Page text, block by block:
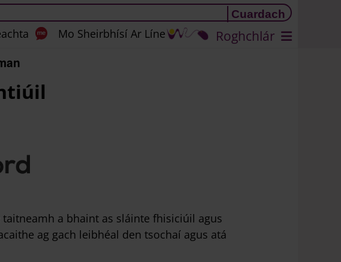
Roghchlár
Mo Sheirbhísí Ar Líne
a bhaint as sláinte fhisiciúil agus
ag gach leibhéal den tsochaí agus atá